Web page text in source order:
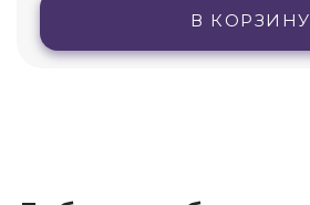
В КОРЗИНУ